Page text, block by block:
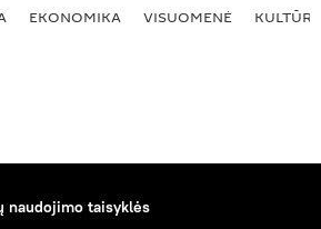
EKONOMIKA VISUOMENĖ KULTŪRA
naudojimo taisyklės